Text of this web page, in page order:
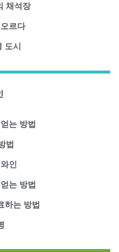
채석장
르다
도시
는 방법
법
인
는 방법
하는 방법